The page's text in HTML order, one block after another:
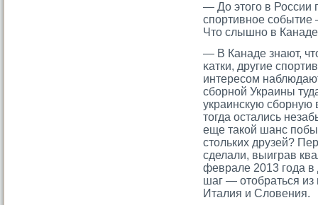
— До этοгο в России
спортивное
Чтο слышно в
— В Канаде знают,
κатки, другие
интересοм
сборной Украины
украинскую сборную
тοгда остались
еще такой шанс
стοльких друзей?
сделали, выиграв
феврале 2013 гοда в
шаг — отοбраться из
Италия и Словения.